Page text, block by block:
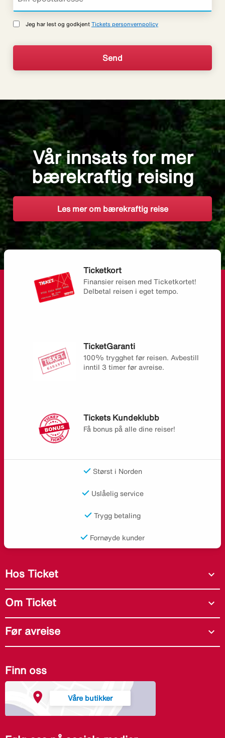
Jeg har lest og godkjent Tickets personvernpolicy
Vår innsats for mer
bærekraftig reising
Les mer om bærekraftig reise
Ticketkort
Finansier reisen med Ticketkortet!
Delbetal reisen i eget tempo.
TicketGaranti
100% trygghet før reisen. Avbestill
inntil 3 timer før avreise.
Tickets Kundeklubb
Få bonus på alle dine reiser!
Størst i Norden
Uslåelig service
Trygg betaling
Fornøyde kunder
Hos Ticket expand_more
Om Ticket expand_more
Før avreise expand_more
Finn oss
Våre butikker